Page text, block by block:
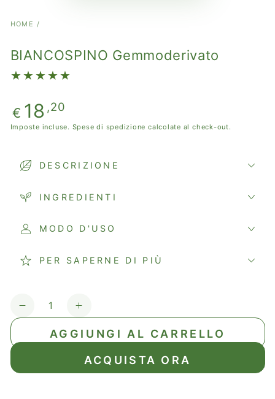
HOME /
BIANCOSPINO Gemmoderivato
Prezzo
regolare
€ 18 ,20
Imposte incluse. Spese di spedizione calcolate al check-out.
DESCRIZIONE
INGREDIENTI
MODO D'USO
PER SAPERNE DI PIÙ
Quantità
Diminuisci
per
BIANCOSPINO
Gemmoderivato
Aumenta
per
BIANCOSPINO
Gemmoderivato
AGGIUNGI AL CARRELLO
ACQUISTA ORA